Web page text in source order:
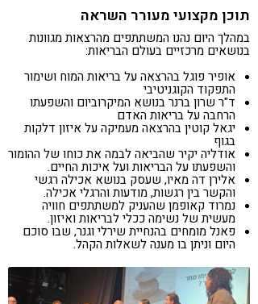
תוכן מקצועי מעורר השראה
במהלך היום נהנו המשתתפים מהרצאות מגוונות
בנושאים מרכזיים בעולם הבריאות:
אופיר פוגל בהרצאה על בריאות המוח ושימור
התפקוד הקוגניטיבי
ד"ר שרון ברנר בנושא המיקרוביום והשפעתו
הרחבה על בריאות האדם
יגאל קוטין בהרצאה מעמיקה על איזון דלקות
בגוף
אודליה יקיר שהביאה לבמה את כוחו של ההומור
והשפעתו על הבריאות ועל איכות החיים.
אלירן דה מאיו, שעסק בנושא אכילה רגשי
והקשר בין רגשות, מודעות והרגלי אכילה.
נמרוד קאופמן שהעניק למשתתפים חוויה
מעשית של נשימה ככלי לבריאות ואיזון.
פאנל מומחים בהנחיית שירלי וגנר, שבו סוכם
היום וניתן בו מענה לשאלות הקהל.